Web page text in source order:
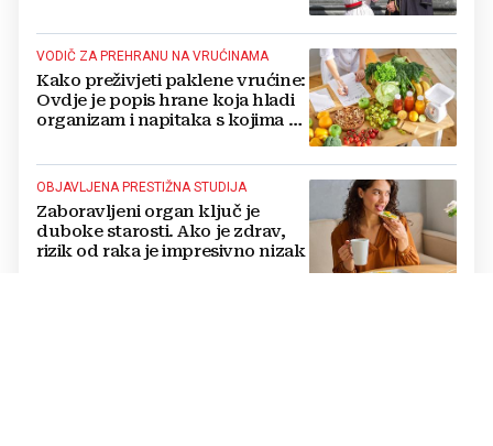
VODIČ ZA PREHRANU NA VRUĆINAMA
Kako preživjeti paklene vrućine:
Ovdje je popis hrane koja hladi
organizam i napitaka s kojima si
OBJAVLJENA PRESTIŽNA STUDIJA
Zaboravljeni organ ključ je
duboke starosti. Ako je zdrav,
rizik od raka je impresivno nizak